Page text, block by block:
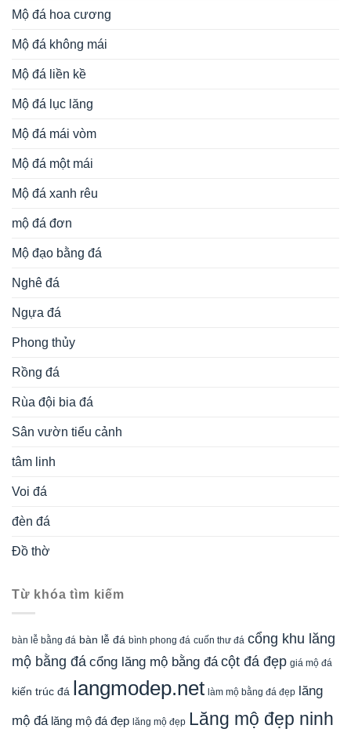
Mộ đá hoa cương
Mộ đá không mái
Mộ đá liền kề
Mộ đá lục lăng
Mộ đá mái vòm
Mộ đá một mái
Mộ đá xanh rêu
mộ đá đơn
Mộ đạo bằng đá
Nghê đá
Ngựa đá
Phong thủy
Rồng đá
Rùa đội bia đá
Sân vườn tiểu cảnh
tâm linh
Voi đá
đèn đá
Đồ thờ
Từ khóa tìm kiếm
bàn lễ bằng đá bàn lễ đá bình phong đá cuốn thư đá cổng khu lăng
mộ bằng đá cổng lăng mộ bằng đá cột đá đẹp giá mộ đá
kiến trúc đá langmodep.net làm mộ bằng đá đẹp lăng
mộ đá lăng mộ đá đẹp lăng mộ đẹp Lăng mộ đẹp ninh